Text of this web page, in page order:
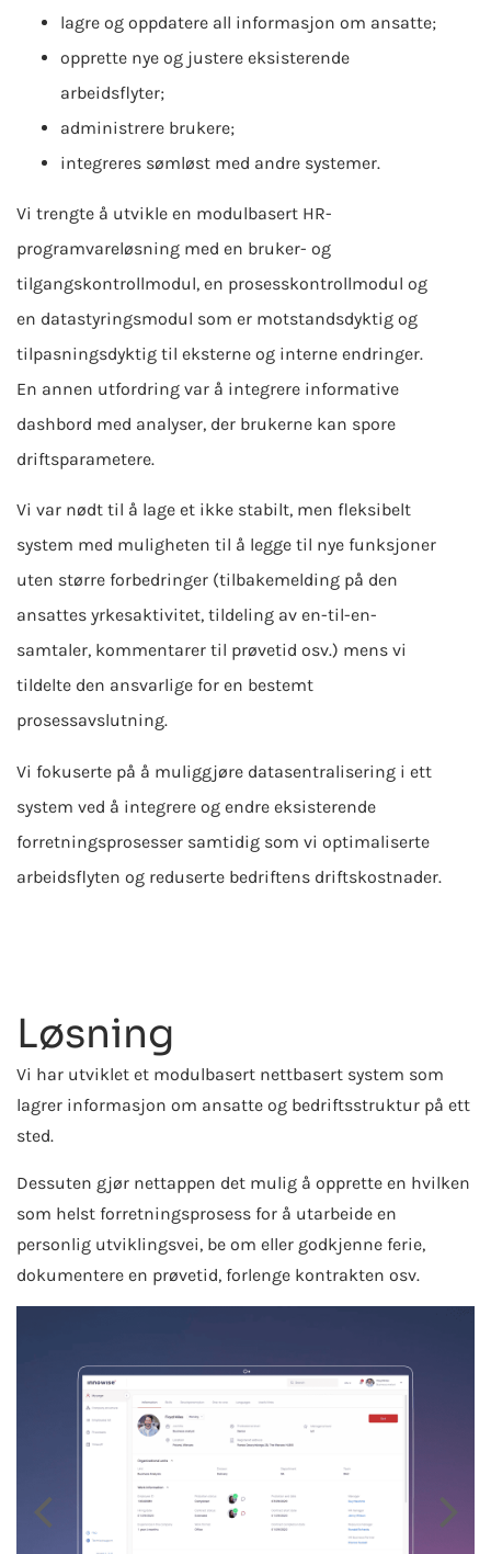
lagre og oppdatere all informasjon om ansatte;
opprette nye og justere eksisterende
arbeidsflyter;
administrere brukere;
integreres sømløst med andre systemer.
Vi trengte å utvikle en modulbasert HR-
programvareløsning med en bruker- og
tilgangskontrollmodul, en prosesskontrollmodul og
en datastyringsmodul som er motstandsdyktig og
tilpasningsdyktig til eksterne og interne endringer.
En annen utfordring var å integrere informative
dashbord med analyser, der brukerne kan spore
driftsparametere.
Vi var nødt til å lage et ikke stabilt, men fleksibelt
system med muligheten til å legge til nye funksjoner
uten større forbedringer (tilbakemelding på den
ansattes yrkesaktivitet, tildeling av en-til-en-
samtaler, kommentarer til prøvetid osv.) mens vi
tildelte den ansvarlige for en bestemt
prosessavslutning.
Vi fokuserte på å muliggjøre datasentralisering i ett
system ved å integrere og endre eksisterende
forretningsprosesser samtidig som vi optimaliserte
arbeidsflyten og reduserte bedriftens driftskostnader.
Løsning
Vi har utviklet et modulbasert nettbasert system som
lagrer informasjon om ansatte og bedriftsstruktur på ett
sted.
Dessuten gjør nettappen det mulig å opprette en hvilken
som helst forretningsprosess for å utarbeide en
personlig utviklingsvei, be om eller godkjenne ferie,
dokumentere en prøvetid, forlenge kontrakten osv.